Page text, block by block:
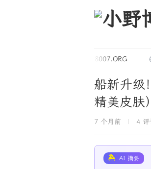
8007.ORG
船新升级
精美皮肤）
7 个月前 | 4 评
AI 摘要